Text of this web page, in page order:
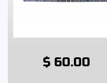
$ 60.00